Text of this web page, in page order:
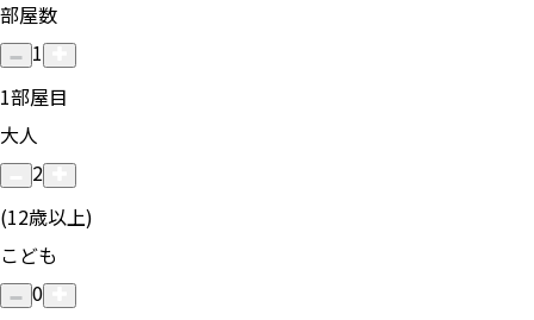
部屋数
1
1部屋目
大人
2
(12歳以上)
こども
0